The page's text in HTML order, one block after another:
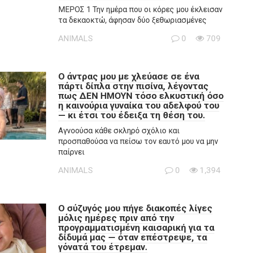
ΜΕΡΟΣ 1 Την ημέρα που οι κόρες μου έκλεισαν
τα δεκαοκτώ, άφησαν δύο ξεθωριασμένες
ANIMALS 0 709
Ο άντρας μου με χλεύασε σε ένα
πάρτι δίπλα στην πισίνα, λέγοντας
πως ΔΕΝ ΗΜΟΥΝ τόσο ελκυστική όσο
η καινούρια γυναίκα του αδελφού του
— κι έτσι του έδειξα τη θέση του.
Αγνοούσα κάθε σκληρό σχόλιο και
προσπαθούσα να πείσω τον εαυτό μου να μην
παίρνει
ANIMALS 0 1,394
Ο σύζυγός μου πήγε διακοπές λίγες
μόλις ημέρες πριν από την
προγραμματισμένη καισαρική για τα
δίδυμά μας — όταν επέστρεψε, τα
γόνατά του έτρεμαν.